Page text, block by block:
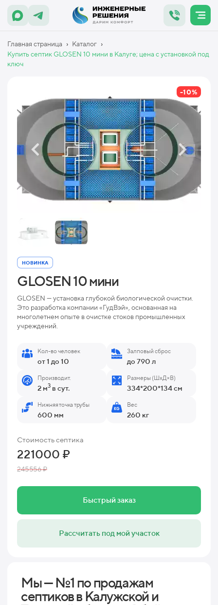
Главная страница › Каталог ›
Купить септик GLOSEN 10 мини в Калуге; цена с установкой под
ключ
-10%
НОВИНКА
GLOSEN 10 мини
GLOSEN — установка глубокой биологической очистки.
Это разработка компании «ГудВэй», основанная на
многолетнем опыте в очистке стоков промышленных
учреждений.
Кол-во человек
от 1 до 10
Залповый сброс
до 790 л
Производит.
2 м3 в сут.
Размеры (ШхД×В)
334*200*134 см
Нижняя точка трубы
600 мм
Вес
260 кг
Стоимость септика
221000 ₽
245556 ₽
Быстрый заказ
Рассчитать под мой участок
Мы — №1 по продажам
септиков в Калужской и